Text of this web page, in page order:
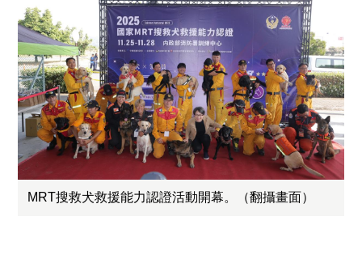
MRT搜救犬救援能力認證活動開幕。（翻攝畫面）